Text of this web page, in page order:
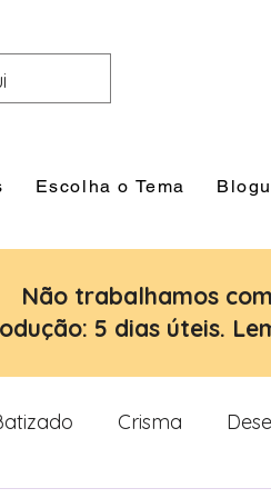
Escolha o Tema
Não trabalhamos
5 dias úteis.
Crisma